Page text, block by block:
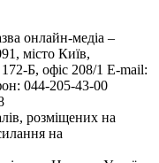
онлайн-медіа –
місто Київ,
Б, офіс 208/1 E-mail:
044-205-43-00
розміщених на
на